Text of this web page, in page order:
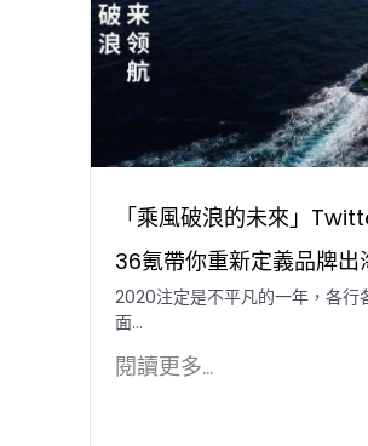
「乘風破浪的未來」
36氪帶你重新定義品牌出
2020注定是不平凡的一年，各行
面...
閱讀更多...